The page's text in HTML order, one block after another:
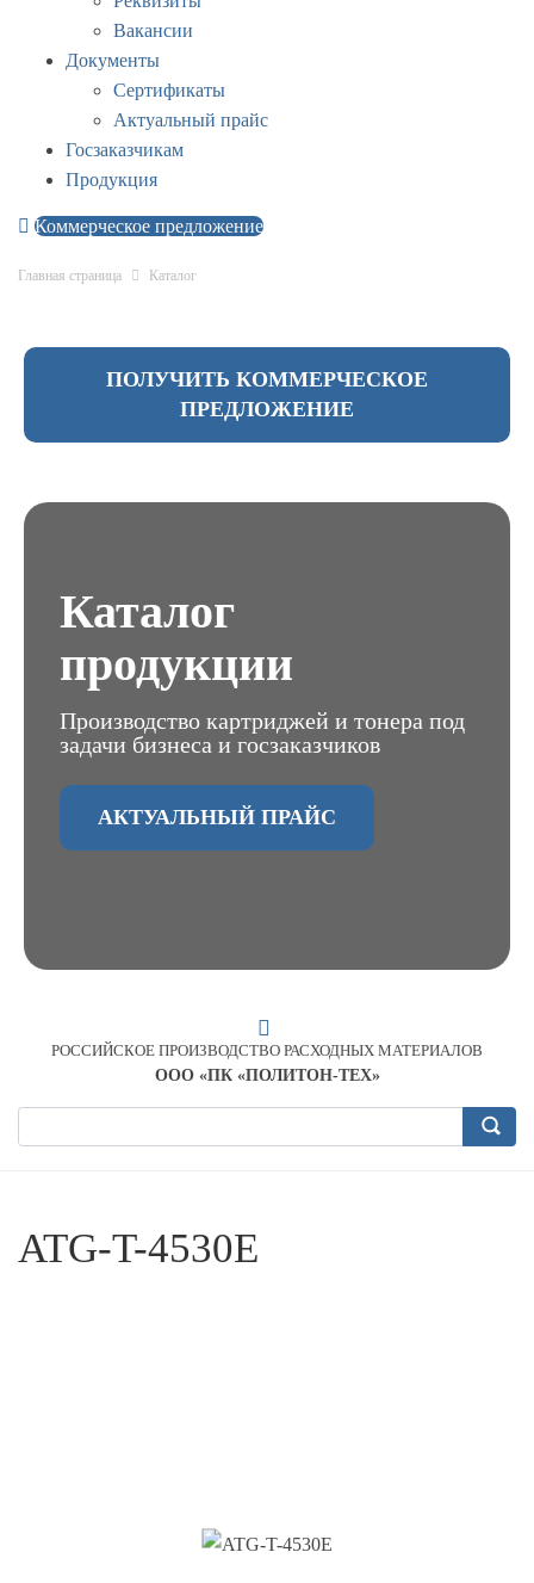
Вакансии
Документы
Сертификаты
Актуальный прайс
Госзаказчикам
Продукция
Коммерческое предложение
Главная страница Каталог
ПОЛУЧИТЬ КОММЕРЧЕСКОЕ
ПРЕДЛОЖЕНИЕ
Каталог
продукции
Производство картриджей и тонера под
задачи бизнеса и госзаказчиков
АКТУАЛЬНЫЙ ПРАЙС
РОССИЙСКОЕ ПРОИЗВОДСТВО РАСХОДНЫХ МАТЕРИАЛОВ
OOO «ПК «ПОЛИТОН-ТЕХ»
ATG-T-4530E